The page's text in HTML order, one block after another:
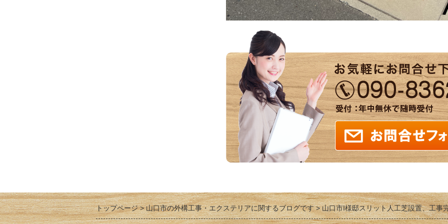
トップページ 山口市の外構工事・エクステリアに関するブログです 山口市I様邸スリット人工芝設置、工事